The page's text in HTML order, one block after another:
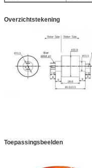
Overzichtstekening
Toepassingsbeelden